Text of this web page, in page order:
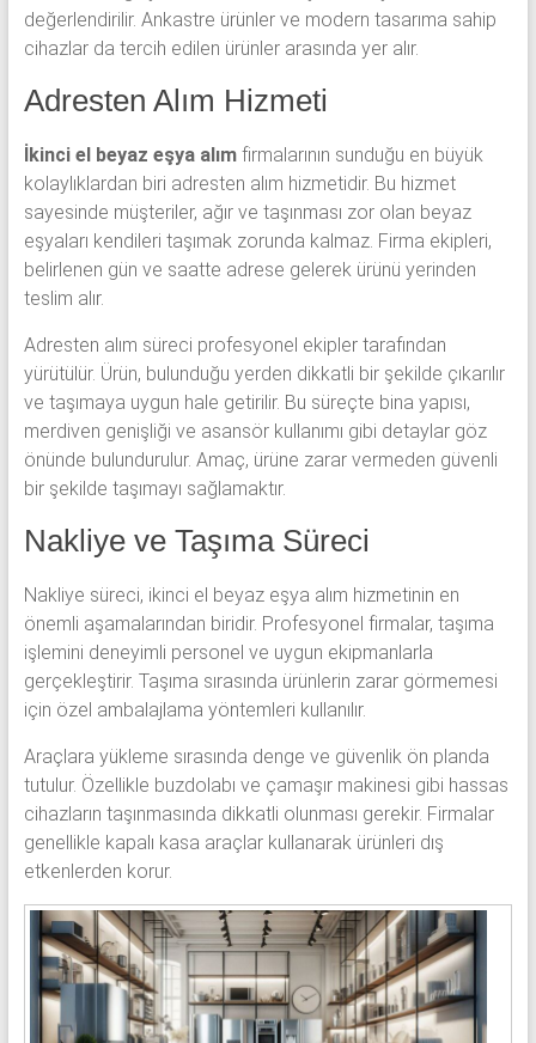
değerlendirilir. Ankastre ürünler ve modern tasarıma sahip
cihazlar da tercih edilen ürünler arasında yer alır.
Adresten Alım Hizmeti
İkinci el beyaz eşya alımfirmalarının sunduğu en büyük
kolaylıklardan biri adresten alım hizmetidir. Bu hizmet
sayesinde müşteriler, ağır ve taşınması zor olan beyaz
eşyaları kendileri taşımak zorunda kalmaz. Firma ekipleri,
belirlenen gün ve saatte adrese gelerek ürünü yerinden
teslim alır.
Adresten alım süreci profesyonel ekipler tarafından
yürütülür. Ürün, bulunduğu yerden dikkatli bir şekilde çıkarılır
ve taşımaya uygun hale getirilir. Bu süreçte bina yapısı,
merdiven genişliği ve asansör kullanımı gibi detaylar göz
önünde bulundurulur. Amaç, ürüne zarar vermeden güvenli
bir şekilde taşımayı sağlamaktır.
Nakliye ve Taşıma Süreci
Nakliye süreci, ikinci el beyaz eşya alım hizmetinin en
önemli aşamalarından biridir. Profesyonel firmalar, taşıma
işlemini deneyimli personel ve uygun ekipmanlarla
gerçekleştirir. Taşıma sırasında ürünlerin zarar görmemesi
için özel ambalajlama yöntemleri kullanılır.
Araçlara yükleme sırasında denge ve güvenlik ön planda
tutulur. Özellikle buzdolabı ve çamaşır makinesi gibi hassas
cihazların taşınmasında dikkatli olunması gerekir. Firmalar
genellikle kapalı kasa araçlar kullanarak ürünleri dış
etkenlerden korur.